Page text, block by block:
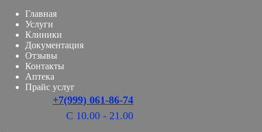
Главная
Услуги
Клиники
Документация
Отзывы
Контакты
Аптека
Прайс услуг
+7(999) 061-86-74
С 10.00 - 21.00